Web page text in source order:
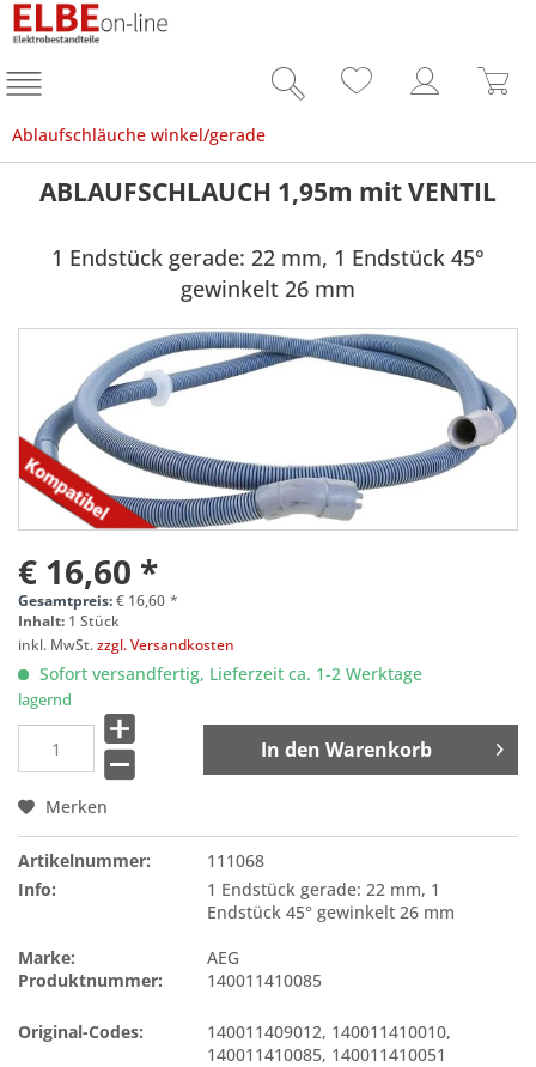
Ablaufschläuche winkel/gerade
ABLAUFSCHLAUCH 1,95m mit VENTIL
1 Endstück gerade: 22 mm, 1 Endstück 45°
gewinkelt 26 mm
€ 16,60 *
Gesamtpreis:€ 16,60 *
Inhalt: 1 Stück
inkl. MwSt.zzgl. Versandkosten
Sofort versandfertig, Lieferzeit ca. 1-2 Werktage
lagernd
In den Warenkorb
Merken
Artikelnummer:
111068
Info:
1 Endstück gerade: 22 mm, 1
Endstück 45° gewinkelt 26 mm
Marke:
AEG
Produktnummer:
140011410085
Original-Codes: 140011409012, 140011410010,
140011410085, 140011410051